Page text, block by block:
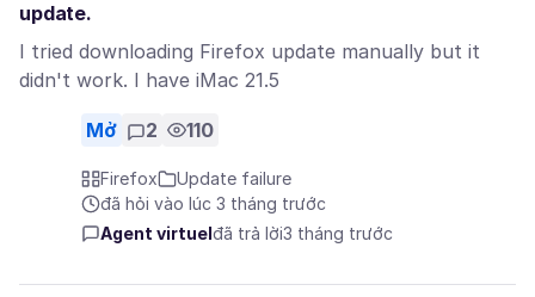
update.
I tried downloading Firefox update manually but it
didn't work. I have iMac 21.5
Mở 2 110
Firefox
Update failure
đã hỏi vào lúc 3 tháng trước
Agent virtuel đã trả lời3 tháng trước